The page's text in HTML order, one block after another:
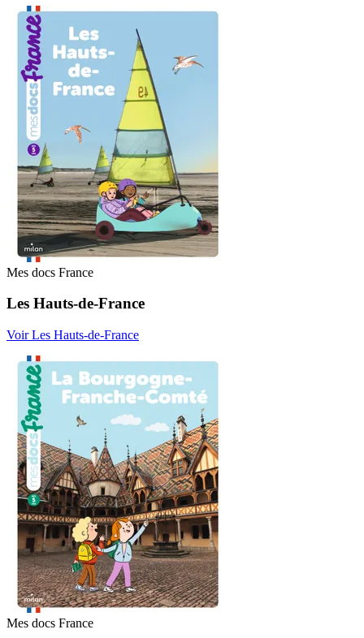
Mes docs France
Les Hauts-de-France
Voir Les Hauts-de-France
Mes docs France